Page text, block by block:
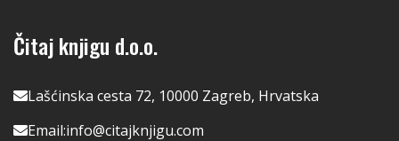
Čitaj knjigu d.o.o.
Lašćinska cesta 72, 10000 Zagreb, Hrvatska
Email:info@citajknjigu.com